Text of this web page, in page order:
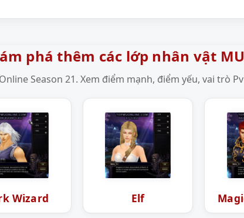
phá thêm các lớp nhân vật
Season 21. Xem điểm mạnh, điểm yếu, vai trò
Wizard Elf